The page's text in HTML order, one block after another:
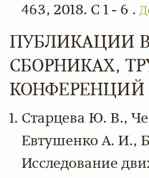
463, 2018. С 1 - 6 .
ПУБЛИКАЦИИ
СБОРНИКАХ,
КОНФЕРЕНЦИЙ
Старцева Ю. В.,
Евтушенко А. И.,
Исследование